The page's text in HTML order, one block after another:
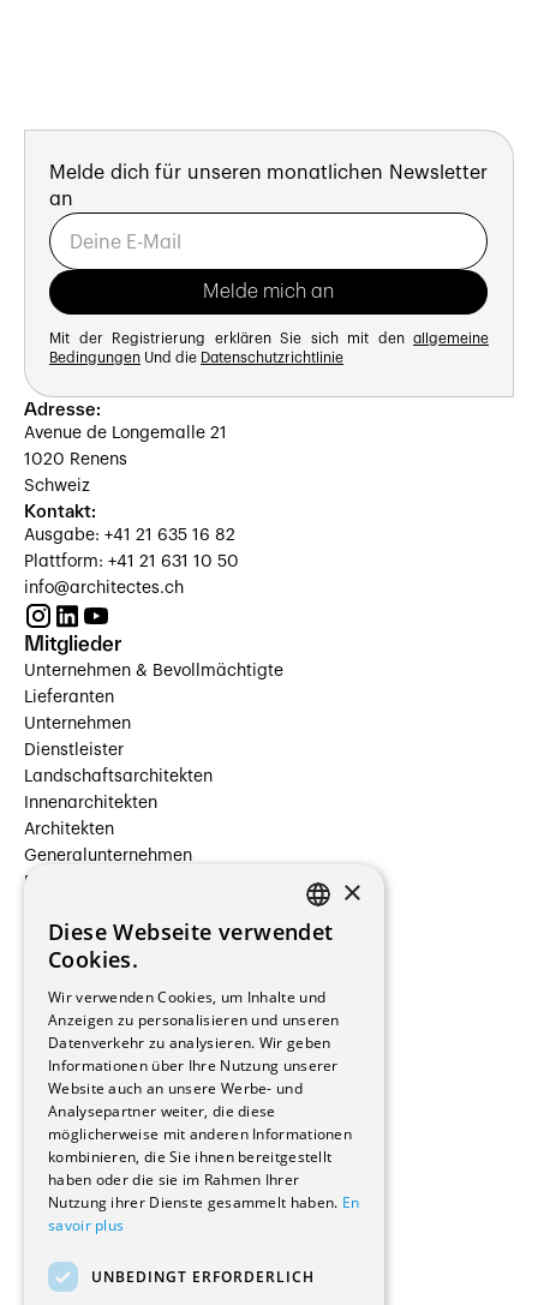
Melde dich für unseren monatlichen Newsletter
an
Mit der Registrierung erklären Sie sich mit den allgemeine
Bedingungen Und die Datenschutzrichtlinie
Adresse:
Avenue de Longemalle 21
1020 Renens
Schweiz
Kontakt:
Ausgabe: +41 21 635 16 82
Plattform: +41 21 631 10 50
info@architectes.ch
Mitglieder
Unternehmen & Bevollmächtigte
Lieferanten
Unternehmen
Dienstleister
Landschaftsarchitekten
Innenarchitekten
Architekten
Generalunternehmen
Beauftragte Unternehmen
Hersteller/Lieferanten
Bauherrschaften
Immobilienverwaltungsgesellschaften
Stockwerkeigentum
Reportagen
Wohnungen
Renovierungen
Innere Umbauten
Gastgewerbe und Tourismus
Verwaltungsgebäude und Geschäfte
Schuleinrichtungen
Medizinische Einrichtungen
Kultur - Sport - Freizeit
FRENCH
×
Diese Webseite verwendet
Cookies.
Wir verwenden Cookies, um Inhalte und
Anzeigen zu personalisieren und unseren
Datenverkehr zu analysieren. Wir geben
Informationen über Ihre Nutzung unserer
Website auch an unsere Werbe- und
Analysepartner weiter, die diese
möglicherweise mit anderen Informationen
kombinieren, die Sie ihnen bereitgestellt
haben oder die sie im Rahmen Ihrer
Nutzung ihrer Dienste gesammelt haben. En
savoir plus
UNBEDINGT ERFORDERLICH